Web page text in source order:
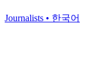
Journalists • 한국어